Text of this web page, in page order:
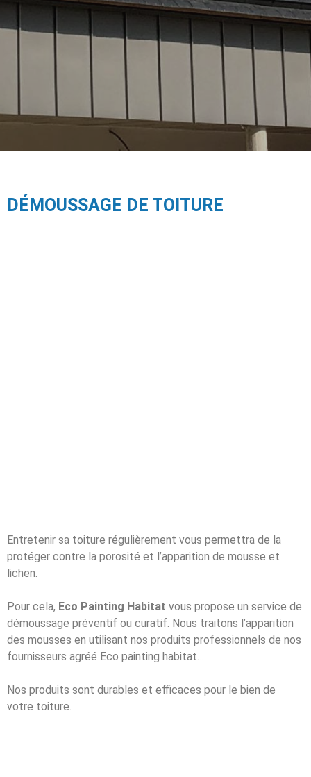
DÉMOUSSAGE DE TOITURE
Entretenir sa toiture régulièrement vous permettra de la
protéger contre la porosité et l’apparition de mousse et
lichen.
Pour cela, Eco Painting Habitat vous propose un service de
démoussage préventif ou curatif. Nous traitons l’apparition
des mousses en utilisant nos produits professionnels de nos
fournisseurs agréé Eco painting habitat…
Nos produits sont durables et efficaces pour le bien de
votre toiture.